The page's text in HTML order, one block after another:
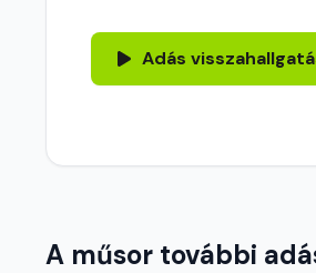
Adás
A műsor további